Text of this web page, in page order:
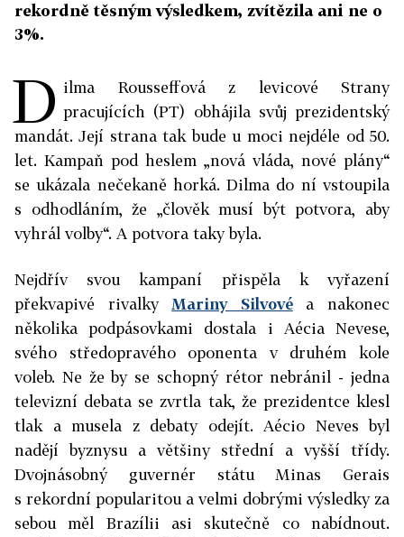
rekordně těsným výsledkem, zvítězila ani ne o
3%.
D ilma Rousseffová z levicové Strany
pracujících (PT) obhájila svůj prezidentský
mandát. Její strana tak bude u moci nejdéle od 50.
let. Kampaň pod heslem „nová vláda, nové plány“
se ukázala nečekaně horká. Dilma do ní vstoupila
s odhodláním, že „člověk musí být potvora, aby
vyhrál volby“. A potvora taky byla.
Nejdřív svou kampaní přispěla k vyřazení
překvapivé rivalky Mariny Silvovéa nakonec
několika podpásovkami dostala i Aécia Nevese,
svého středopravého oponenta v druhém kole
voleb. Ne že by se schopný rétor nebránil - jedna
televizní debata se zvrtla tak, že prezidentce klesl
tlak a musela z debaty odejít. Aécio Neves byl
nadějí byznysu a většiny střední a vyšší třídy.
Dvojnásobný guvernér státu Minas Gerais
s rekordní popularitou a velmi dobrými výsledky za
sebou měl Brazílii asi skutečně co nabídnout.